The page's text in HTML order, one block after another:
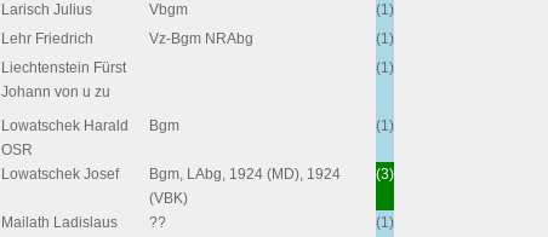
Larisch Julius Vbgm
(1)
Lehr Friedrich Vz-Bgm NRAbg
(1)
Liechtenstein Fürst
Johann von u zu
(1)
Lowatschek Harald
OSR
Bgm (1)
Lowatschek Josef
Bgm, LAbg, 1924 (MD), 1924
(VBK)
(3)
Mailath Ladislaus
?? (1)